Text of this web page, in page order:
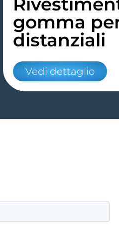
gomma
distanziali
Vedi dettaglio